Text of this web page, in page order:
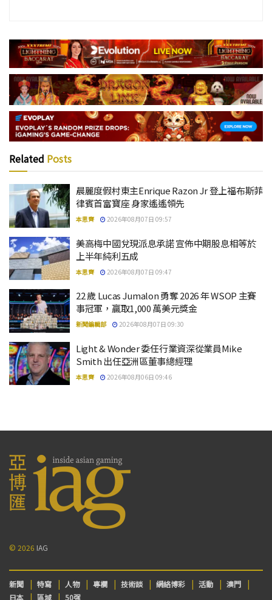
Related Posts
晨麗度假村東主Enrique Razon Jr 登上福布斯菲
律賓首富寶座 身家遙遙領先
本思齊 2026年08月07日 09:57
美高梅中國兌現派息承諾 宣佈中期股息相等於
上半年純利五成
本思齊 2026年08月07日 09:47
22 歲 Lucas Jumalon 勇奪 2026 年 WSOP 主賽
事冠軍，贏取1,000 萬美元獎金
新聞編輯部 2026年08月07日 09:30
Light & Wonder 委任行業資深從業員Mike
Smith 出任亞洲區董事總經理
本思齊 2026年08月06日 09:46
© 2026 IAG
新聞 特寫 人物 專欄 技術談 網絡博彩 活動
澳門
日本
區域 50强